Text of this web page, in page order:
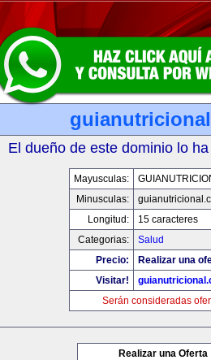
El dueño de este dominio lo
Mayusculas:
Minusculas:
Longitud:
15 caracteres
Categorias:
Salud
Precio:
Realizar una
Visitar!
Serán consideradas
Realizar una Oferta